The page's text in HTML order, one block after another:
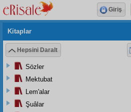
Kitaplar
Hepsini Daralt
Sözler
Mektubat
Lem'alar
Şuâlar
Giriş